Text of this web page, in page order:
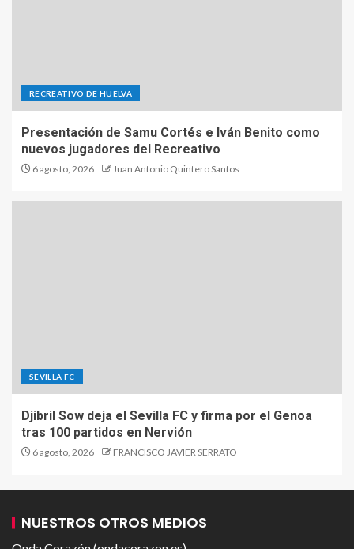
RECREATIVO DE HUELVA
Presentación de Samu Cortés e Iván Benito como
nuevos jugadores del Recreativo
6 agosto, 2026 Juan Antonio Quintero Santos
SEVILLA FC
Djibril Sow deja el Sevilla FC y firma por el Genoa
tras 100 partidos en Nervión
6 agosto, 2026 FRANCISCO JAVIER SERRATO
NUESTROS OTROS MEDIOS